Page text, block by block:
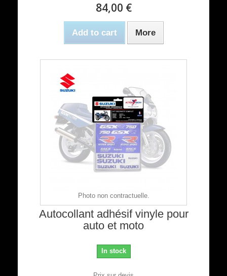
84,00 €
Add to cart More
Photo non contractuelle.
Autocollant adhésif vinyle pour
auto et moto
In stock